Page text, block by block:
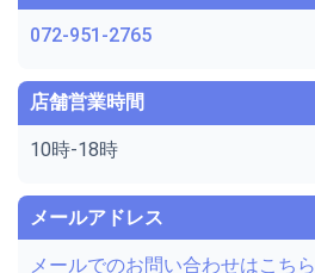
072-951-2765
店舗営業時間
10時-18時
メールアドレス
メールでのお問い合わせはこちら